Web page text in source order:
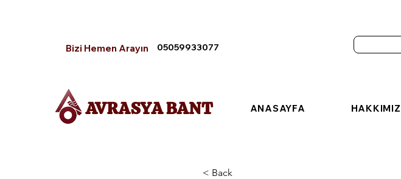
Bizi Hemen Arayın 05059933077
AVRASYA BANT ANASAYFA
< Back